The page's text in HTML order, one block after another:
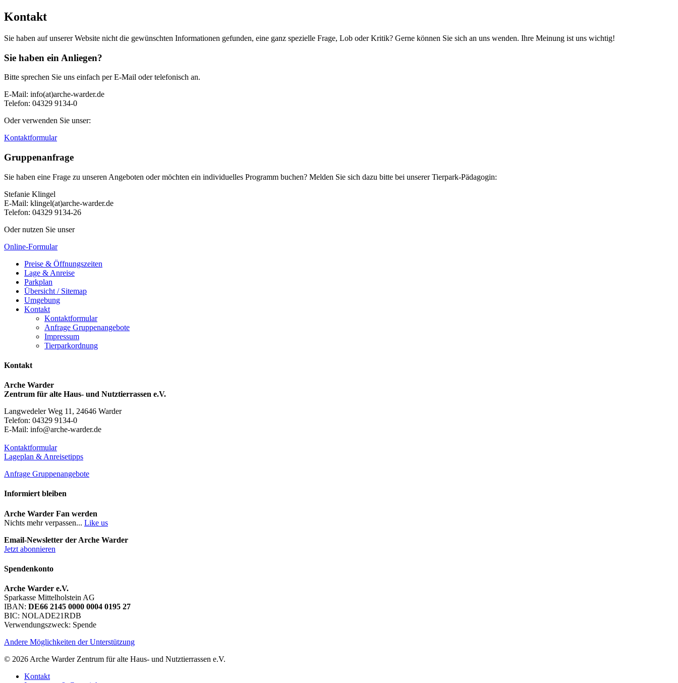
Kontakt
Sie haben auf unserer Website nicht die gewünschten Informationen gefunden, eine ganz spezielle Frage, Lob oder Kritik? Gerne können Sie sich an uns wenden. Ihre Meinung ist uns wichtig!
Sie haben ein Anliegen?
Bitte sprechen Sie uns einfach per E-Mail oder telefonisch an.
E-Mail: info(at)arche-warder.de
Telefon: 04329 9134-0
Oder verwenden Sie unser:
Kontaktformular
Gruppenanfrage
Sie haben eine Frage zu unseren Angeboten oder möchten ein individuelles Programm buchen? Melden Sie sich dazu bitte bei unserer Tierpark-Pädagogin:
Stefanie Klingel
E-Mail: klingel(at)arche-warder.de
Telefon: 04329 9134-26
Oder nutzen Sie unser
Online-Formular
Preise & Öffnungszeiten
Lage & Anreise
Parkplan
Übersicht / Sitemap
Umgebung
Kontakt
Kontaktformular
Anfrage Gruppenangebote
Impressum
Tierparkordnung
Kontakt
Arche Warder
Zentrum für alte Haus- und Nutztierrassen e.V.
Langwedeler Weg 11, 24646 Warder
Telefon: 04329 9134-0
E-Mail: info@arche-warder.de
Kontaktformular
Lageplan & Anreisetipps
Anfrage Gruppenangebote
Informiert bleiben
Arche Warder Fan werden
Nichts mehr verpassen... Like us
Email-Newsletter der Arche Warder
Jetzt abonnieren
Spendenkonto
Arche Warder e.V.
Sparkasse Mittelholstein AG
IBAN: DE66 2145 0000 0004 0195 27
BIC: NOLADE21RDB
Verwendungszweck: Spende
Andere Möglichkeiten der Unterstützung
© 2026 Arche Warder Zentrum für alte Haus- und Nutztierrassen e.V.
Kontakt